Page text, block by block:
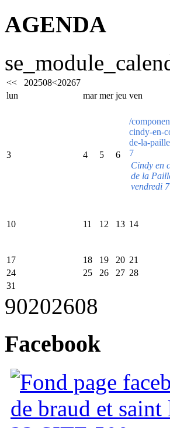
AGENDA
<< 202508<20267
lun
mar mer jeu ven
3 4 5 6
/
cindy-en-
de-la-
7
Cindy en
de la
vendredi
10 11 12 13 14
17 18 19 20 21
24
25 26 27 28
31
90202608
Facebook